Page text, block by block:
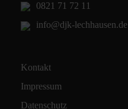
0821 71 72 11
info@djk-lechhausen.de
Kontakt
Impressum
Datenschutz